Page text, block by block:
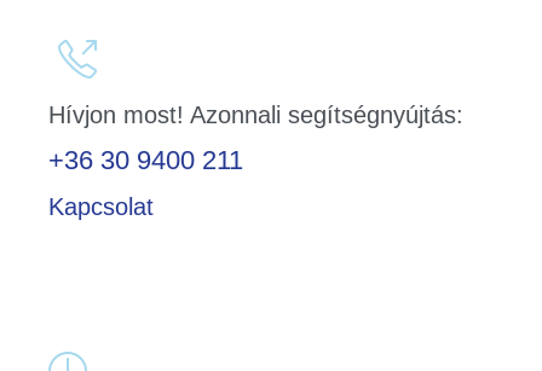

Hívjon most! Azonnali segítségnyújtás:
+36 30 9400 211
Kapcsolat